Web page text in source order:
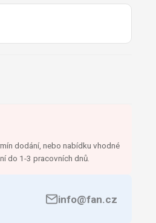
dodání, nebo nabídku vhodné
do 1-3 pracovních dnů.
info@fan.cz